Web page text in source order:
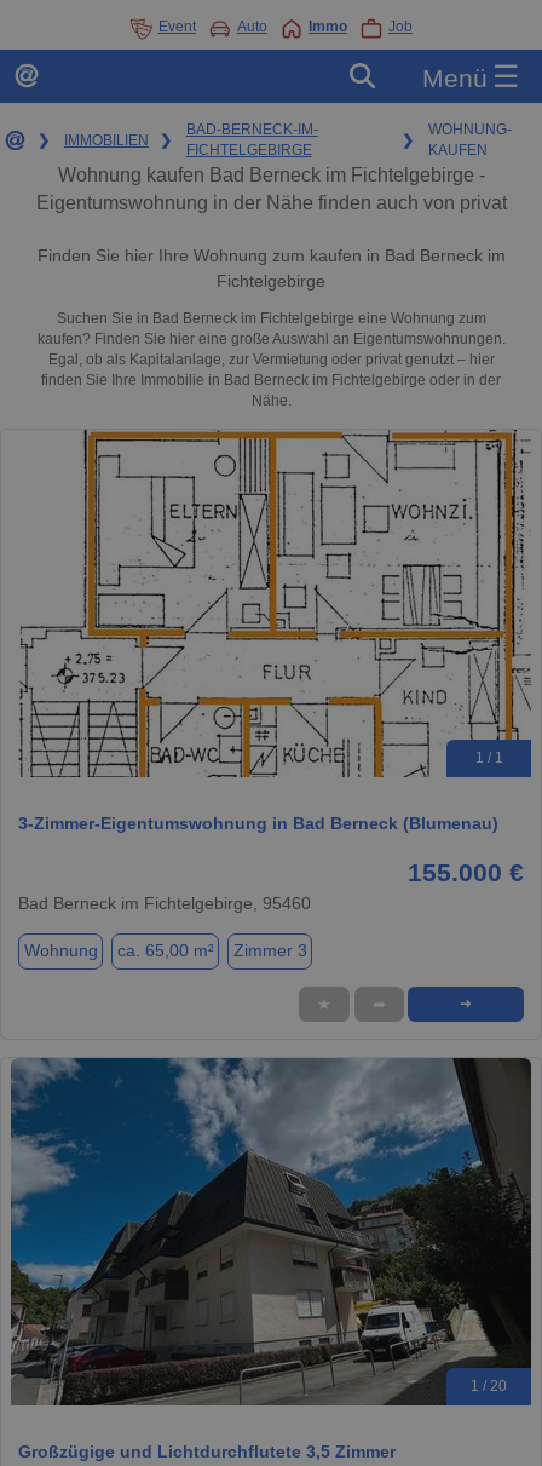
Event Auto Immo Job
Menü ☰
❯ IMMOBILIEN ❯
BAD-BERNECK-IM-
FICHTELGEBIRGE
❯
WOHNUNG-
KAUFEN
Wohnung kaufen Bad Berneck im Fichtelgebirge -
Eigentumswohnung in der Nähe finden auch von privat
Finden Sie hier Ihre Wohnung zum kaufen in Bad Berneck im
Fichtelgebirge
Suchen Sie in Bad Berneck im Fichtelgebirge eine Wohnung zum
kaufen? Finden Sie hier eine große Auswahl an Eigentumswohnungen.
Egal, ob als Kapitalanlage, zur Vermietung oder privat genutzt – hier
finden Sie Ihre Immobilie in Bad Berneck im Fichtelgebirge oder in der
Nähe.
1 / 1
3-Zimmer-Eigentumswohnung in Bad Berneck (Blumenau)
155.000 €
Bad Berneck im Fichtelgebirge, 95460
Wohnung ca. 65,00 m² Zimmer 3
★ ➦ ➜
1 / 20
Großzügige und Lichtdurchflutete 3,5 Zimmer